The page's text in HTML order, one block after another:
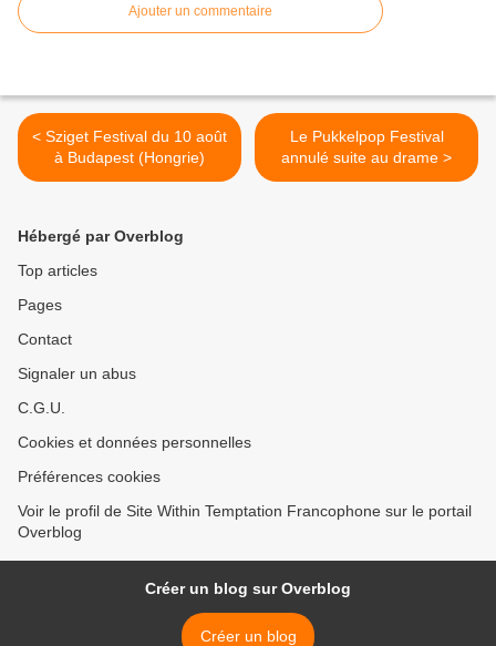
Ajouter un commentaire
< Sziget Festival du 10 août
à Budapest (Hongrie)
Le Pukkelpop Festival
annulé suite au drame >
Hébergé par Overblog
Top articles
Pages
Contact
Signaler un abus
C.G.U.
Cookies et données personnelles
Préférences cookies
Voir le profil de Site Within Temptation Francophone sur le portail
Overblog
Créer un blog sur Overblog
Créer un blog